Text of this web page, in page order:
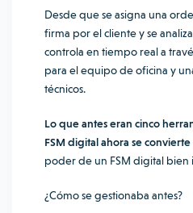
Desde que se asigna una
firma por el cliente y se
controla en tiempo real a
para el equipo de oficina y
técnicos.
Lo que antes eran cinco
FSM digital ahora se convierte
poder de un FSM digital bien
¿Cómo se gestionaba antes?